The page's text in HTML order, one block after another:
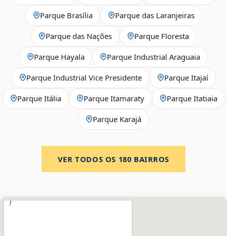
Parque Brasília Parque das Laranjeiras
Parque das Nações Parque Floresta
Parque Hayala Parque Industrial Araguaia
Parque Industrial Vice Presidente Parque Itajaí
Parque Itália Parque Itamaraty Parque Itatiaia
Parque Karajá
VER TODOS OS 180 BAIRROS